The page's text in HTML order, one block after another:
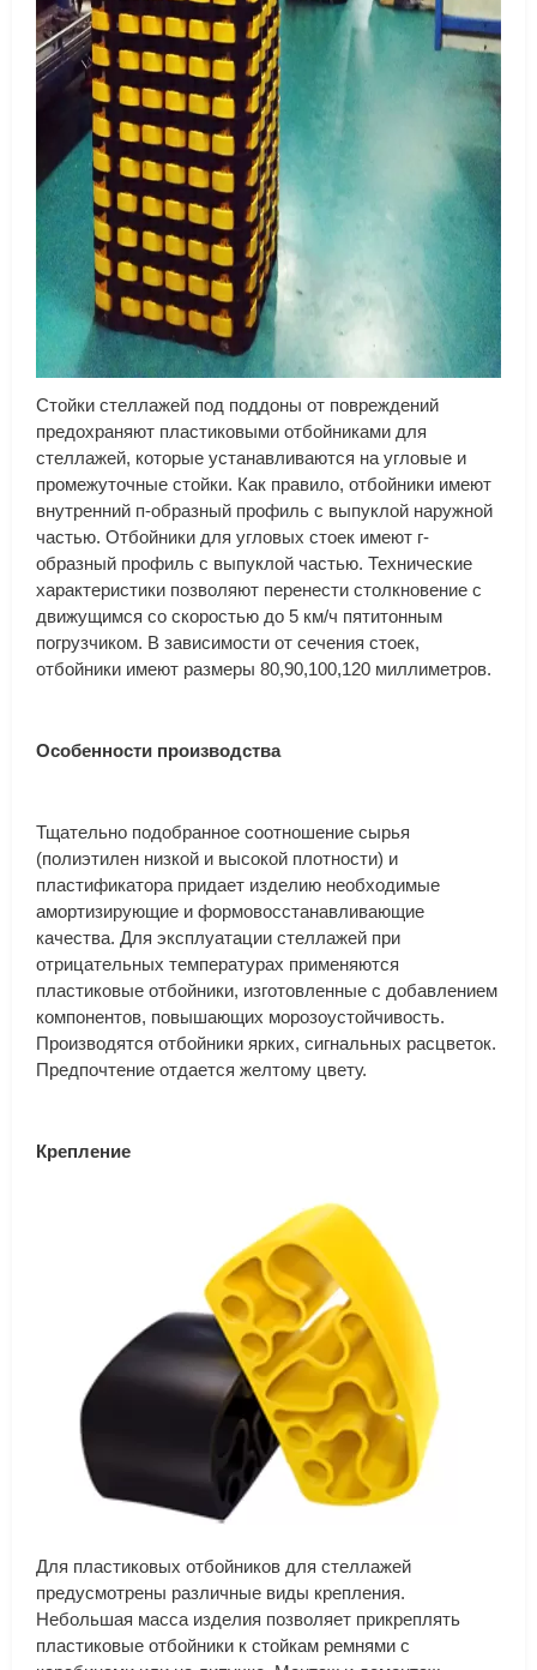
Стойки стеллажей под поддоны от повреждений
предохраняют пластиковыми отбойниками для
стеллажей, которые устанавливаются на угловые и
промежуточные стойки. Как правило, отбойники имеют
внутренний п-образный профиль с выпуклой наружной
частью. Отбойники для угловых стоек имеют г-
образный профиль с выпуклой частью. Технические
характеристики позволяют перенести столкновение с
движущимся со скоростью до 5 км/ч пятитонным
погрузчиком. В зависимости от сечения стоек,
отбойники имеют размеры 80,90,100,120 миллиметров.
Особенности производства
Тщательно подобранное соотношение сырья
(полиэтилен низкой и высокой плотности) и
пластификатора придает изделию необходимые
амортизирующие и формовосстанавливающие
качества. Для эксплуатации стеллажей при
отрицательных температурах применяются
пластиковые отбойники, изготовленные с добавлением
компонентов, повышающих морозоустойчивость.
Производятся отбойники ярких, сигнальных расцветок.
Предпочтение отдается желтому цвету.
Крепление
Для пластиковых отбойников для стеллажей
предусмотрены различные виды крепления.
Небольшая масса изделия позволяет прикреплять
пластиковые отбойники к стойкам ремнями с